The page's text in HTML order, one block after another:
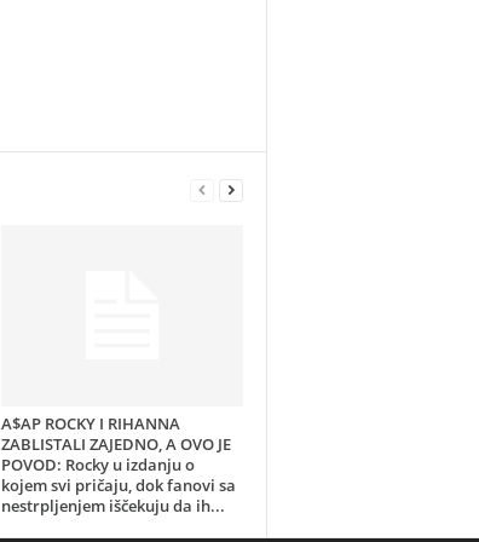
A$AP ROCKY I RIHANNA
ZABLISTALI ZAJEDNO, A OVO JE
POVOD: Rocky u izdanju o
kojem svi pričaju, dok fanovi sa
nestrpljenjem iščekuju da ih...